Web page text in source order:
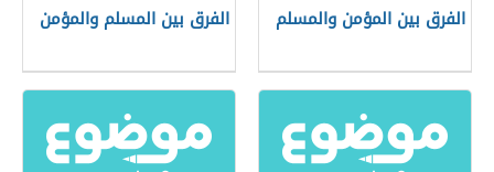
الفرق بين المؤمن والمسلم الفرق بين المسلم والمؤمن